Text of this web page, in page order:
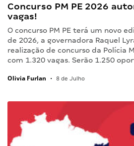
Concurso PM PE 2026
vagas!
O concurso PM PE terá um novo
de 2026, a governadora Raquel
realização de concurso da Polícia
com 1.320 vagas. Serão 1.250
Olivia Furlan • 8 de Julho